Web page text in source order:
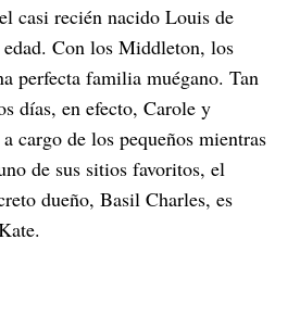
casi recién nacido Louis de
edad. Con los Middleton, los
perfecta familia muégano. Tan
días, en efecto, Carole y
cargo de los pequeños mientras
de sus sitios favoritos, el
dueño, Basil Charles, es